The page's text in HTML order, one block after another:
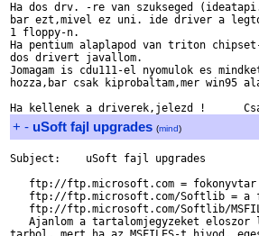
Ha dos drv. -re van szukseged
bar ezt,mivel ez uni. ide driver a
1 floppy-n.
Ha pentium alaplapod van triton
dos drivert javallom.
Jomagam is cdu111-el nyomulok es
hozza,bar csak kiprobaltam,mer win95
+ - uSoft fajl upgrades (mind)
Subject:    uSoft fajl upgrades
   ftp://ftp.microsoft.com = fokonyvtar
ftp://ftp.microsoft.com/Softlib = a
ftp://ftp.microsoft.com/Softlib/
Ajanlom a tartalomjegyzeket eloszor